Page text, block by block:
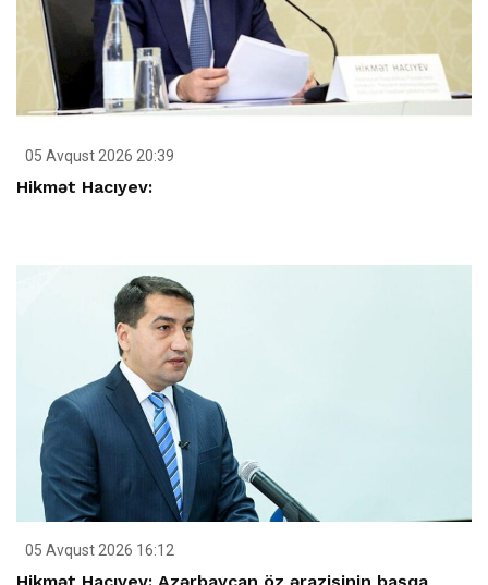
05 Avqust 2026 20:39
Hikmət Hacıyev:
05 Avqust 2026 16:12
Hikmət Hacıyev: Azərbaycan öz ərazisinin başqa